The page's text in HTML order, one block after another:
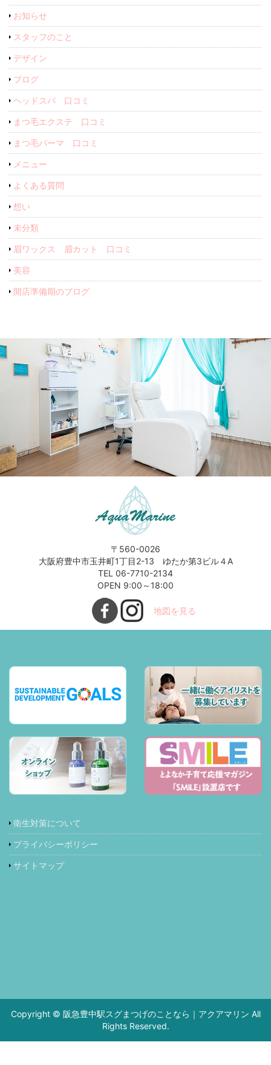
お知らせ
スタッフのこと
デザイン
ブログ
ヘッドスパ 口コミ
まつ毛エクステ 口コミ
まつ毛パーマ 口コミ
メニュー
よくある質問
想い
未分類
眉ワックス 眉カット 口コミ
美容
開店準備期のブログ
〒560-0026
大阪府豊中市玉井町1丁目2-13 ゆたか第3ビル４A
TEL 06-7710-2134
OPEN 9:00～18:00
地図を見る
衛生対策について
プライバシーポリシー
サイトマップ
Copyright © 阪急豊中駅スグまつげのことなら｜アクアマリン All
Rights Reserved.